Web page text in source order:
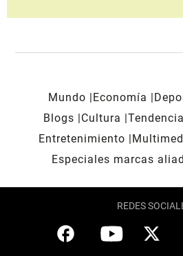
Mundo Economía
Blogs
Cultura
Entretenimiento
Especiales marcas
REDES